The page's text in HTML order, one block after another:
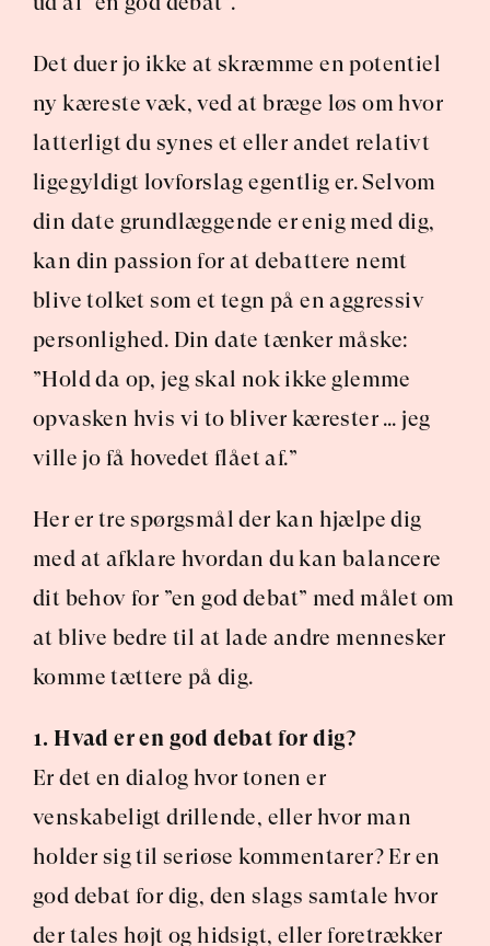
Det duer jo ikke at skræmme en potentiel
ny kæreste væk, ved at bræge løs om hvor
latterligt du synes et eller andet relativt
ligegyldigt lovforslag egentlig er. Selvom
din date grundlæggende er enig med dig,
kan din passion for at debattere nemt
blive tolket som et tegn på en aggressiv
personlighed. Din date tænker måske:
”Hold da op, jeg skal nok ikke glemme
opvasken hvis vi to bliver kærester … jeg
ville jo få hovedet flået af.”
Her er tre spørgsmål der kan hjælpe dig
med at afklare hvordan du kan balancere
dit behov for ”en god debat” med målet om
at blive bedre til at lade andre mennesker
komme tættere på dig.
1. Hvad er en god debat for dig?
Er det en dialog hvor tonen er
venskabeligt drillende, eller hvor man
holder sig til seriøse kommentarer? Er en
god debat for dig, den slags samtale hvor
der tales højt og hidsigt, eller foretrækker